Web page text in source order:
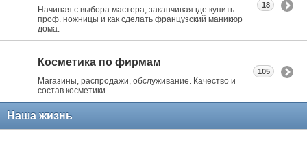
Начиная с выбора мастера, заканчивая где купить
проф. ножницы и как сделать французский маникюр
дома.
18
Косметика по фирмам
Магазины, распродажи, обслуживание. Качество и
состав косметики.
105
Наша жизнь